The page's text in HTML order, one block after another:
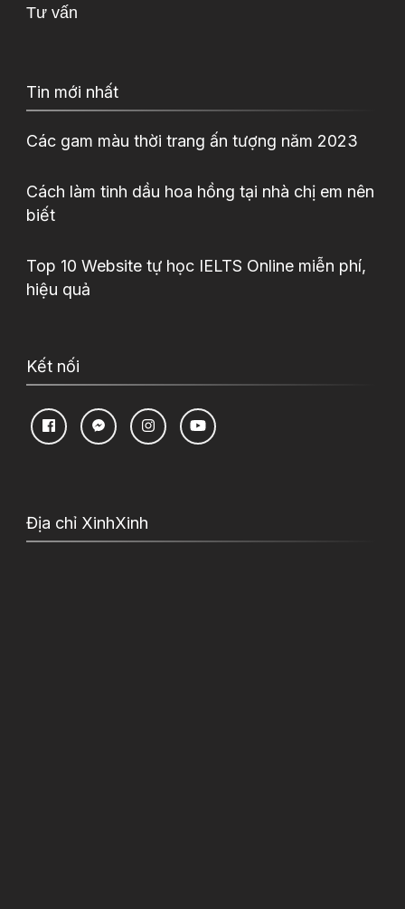
Tư vấn
Tin mới nhất
Các gam màu thời trang ấn tượng năm 2023
Cách làm tinh dầu hoa hồng tại nhà chị em nên
biết
Top 10 Website tự học IELTS Online miễn phí,
hiệu quả
Kết nối
Địa chỉ XinhXinh